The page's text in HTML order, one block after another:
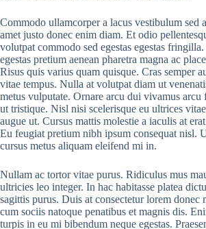
Commodo ullamcorper a lacus vestibulum sed
amet justo donec enim diam. Et odio
volutpat commodo sed egestas egestas
egestas pretium aenean pharetra magna ac
Risus quis varius quam quisque. Cras semper
vitae tempus. Nulla at volutpat diam ut
metus vulputate. Ornare arcu dui vivamus arcu
ut tristique. Nisl nisi scelerisque eu ultrices
augue ut. Cursus mattis molestie a iaculis at
Eu feugiat pretium nibh ipsum consequat nisl.
cursus metus aliquam eleifend mi in.
Nullam ac tortor vitae purus. Ridiculus mus
ultricies leo integer. In hac habitasse platea
sagittis purus. Duis at consectetur lorem donec
cum sociis natoque penatibus et magnis dis.
turpis in eu mi bibendum neque egestas.